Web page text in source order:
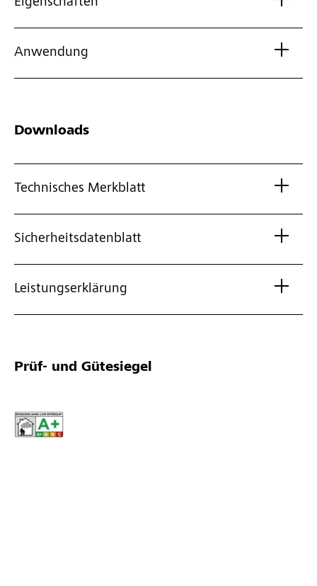
Eigenschaften
Anwendung
Downloads
Technisches Merkblatt
Sicherheitsdatenblatt
Leistungserklärung
Prüf- und Gütesiegel